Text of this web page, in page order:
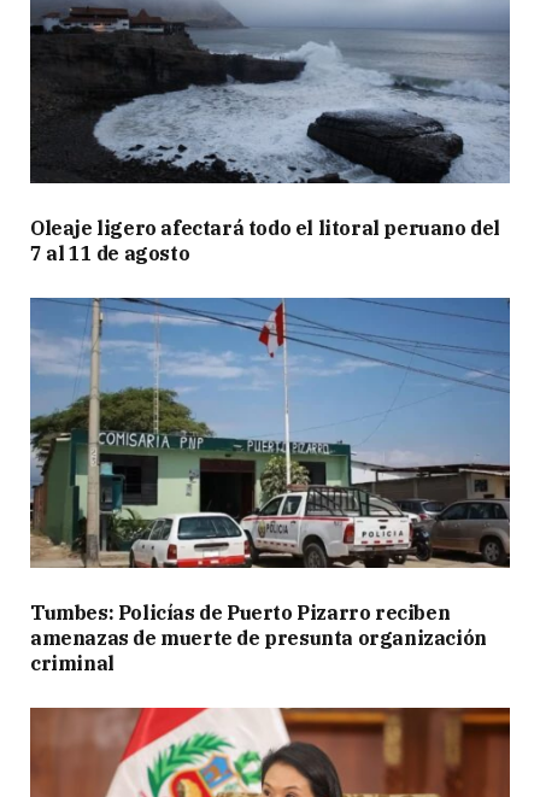
Oleaje ligero afectará todo el litoral peruano del
7 al 11 de agosto
Tumbes: Policías de Puerto Pizarro reciben
amenazas de muerte de presunta organización
criminal